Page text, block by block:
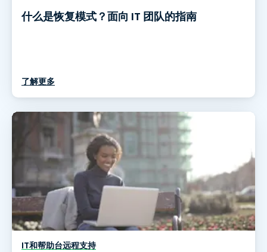
什么是恢复模式？面向 IT 团队的指南
了解更多
IT和帮助台远程支持